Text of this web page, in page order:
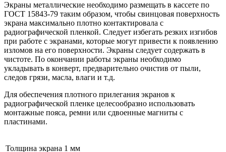
Экраны металлические необходимо размещать в кассете по
ГОСТ 15843-79 таким образом, чтобы свинцовая поверхность
экрана максимально плотно контактировала с
радиографической пленкой. Следует избегать резких изгибов
при работе с экранами, которые могут привести к появлению
изломов на его поверхности. Экраны следует содержать в
чистоте. По окончании работы экраны необходимо
укладывать в конверт, предварительно очистив от пыли,
следов грязи, масла, влаги и т.д.
Для обеспечения плотного прилегания экранов к
радиографической пленке целесообразно использовать
монтажные пояса, ремни или сдвоенные магниты с
пластинами.
Толщина экрана 1 мм